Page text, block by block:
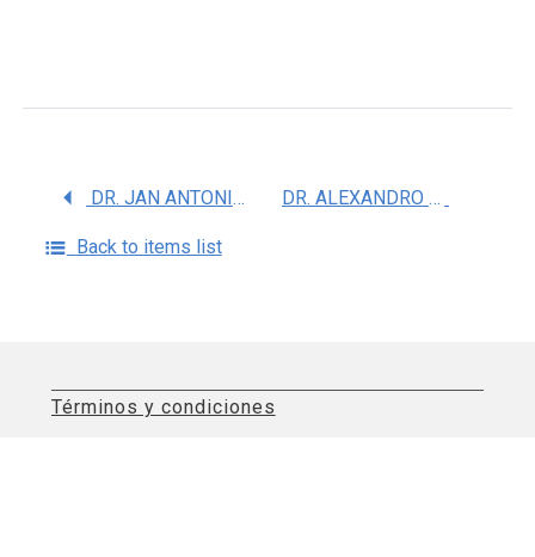
DR. JAN ANTONIO LAMMEL LINDEMANN DR. ALEXANDRO JOSE MARTAGON ROSADO
Back to items list
Términos y condiciones